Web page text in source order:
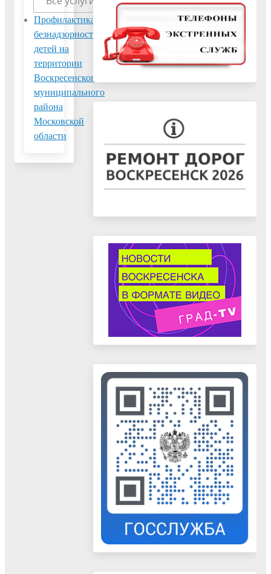
Профилактика
безнадзорности
детей на
территории
Воскресенского
муниципального
района
Московской
области